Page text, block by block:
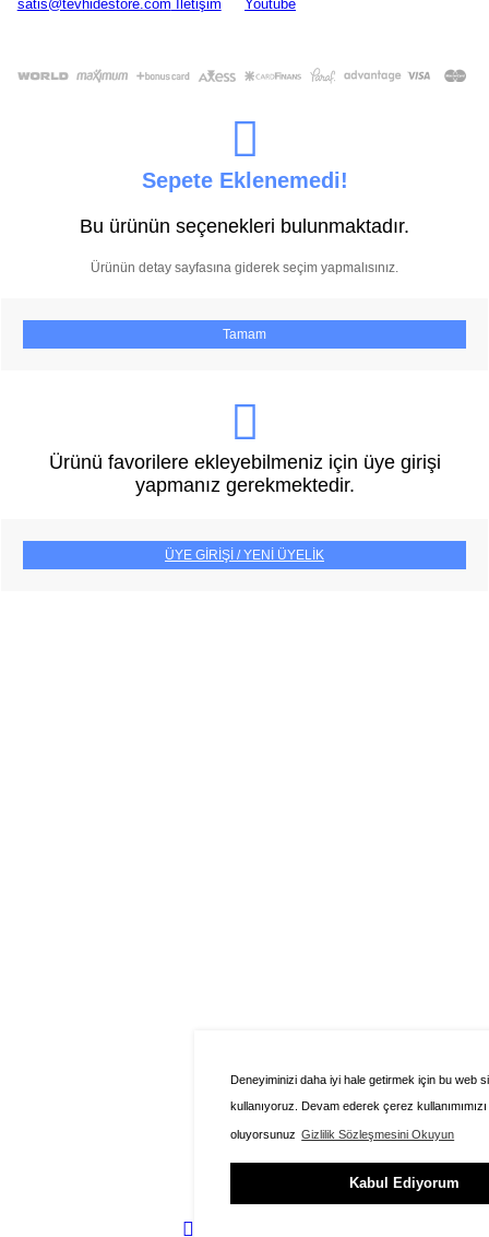
Deneyiminizi daha iyi hale getirmek için bu web
kullanıyoruz. Devam ederek çerez
oluyorsunuz Gizlilik Sözleşmesini Okuyun
Kabul Ediyorum
satis@tevhidestore.com İletişim
Youtube
Sepete Eklenemedi!
Bu ürünün seçenekleri bulunmaktadır.
Ürünün detay sayfasına giderek seçim yapmalısınız.
Tamam
Ürünü favorilere ekleyebilmeniz için üye girişi
yapmanız gerekmektedir.
ÜYE GİRİŞİ / YENİ ÜYELİK